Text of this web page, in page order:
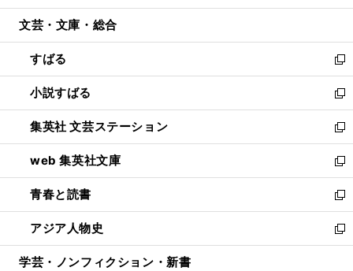
開
ウ
開
く
ン
ウ
で
開
く
ウ
ン
ド
ウ
で
開
く
文芸・文庫・総合
すばる
新
し
い
ウ
ィ
ン
ド
ウ
で
開
く
小説すばる
新
し
い
ウ
ィ
ン
ド
ウ
で
開
集英社 文芸ステーション
新
し
い
ウ
ィ
ン
ド
ウ
web 集英社文庫
新
し
い
ウ
ィ
ン
青春と読書
新
し
い
ウ
アジア人物史
新
し
学芸・ノンフィクション・新書